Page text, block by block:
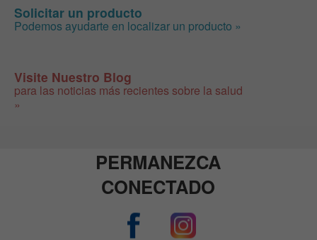
Solicitar un producto
Podemos ayudarte en localizar un producto »
Visite Nuestro Blog
para las noticias más recientes sobre la salud
»
PERMANEZCA
CONECTADO